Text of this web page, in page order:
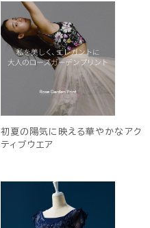
初夏の陽気に映える華やかなアク
ティブウエア